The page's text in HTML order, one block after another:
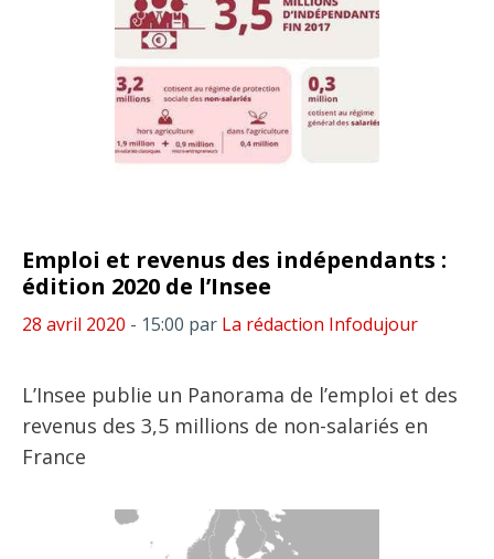
Emploi et revenus des indépendants :
édition 2020 de l’Insee
28 avril 2020 - 15:00 par La rédaction Infodujour
L’Insee publie un Panorama de l’emploi et des
revenus des 3,5 millions de non-salariés en
France